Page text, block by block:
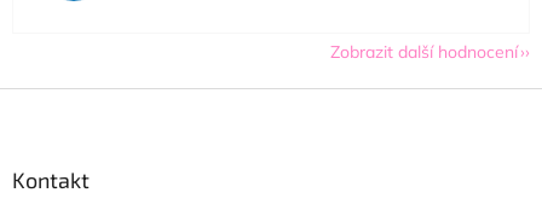
Zobrazit další hodnocení
Kontakt